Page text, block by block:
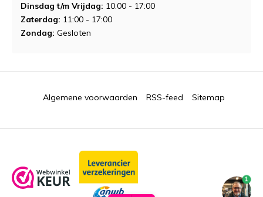
Dinsdag t/m Vrijdag: 10:00 - 17:00
Zaterdag: 11:00 - 17:00
Zondag: Gesloten
Algemene voorwaarden RSS-feed Sitemap
Demonstratie aanvragen
Demonstratie aanvragen
1